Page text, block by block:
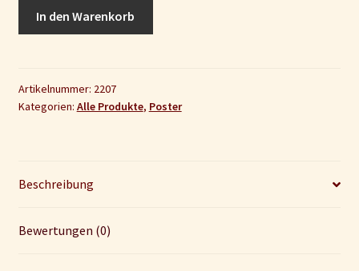
(groß)
Menge
In den Warenkorb
Artikelnummer: 2207
Kategorien: Alle Produkte, Poster
Beschreibung
Bewertungen (0)